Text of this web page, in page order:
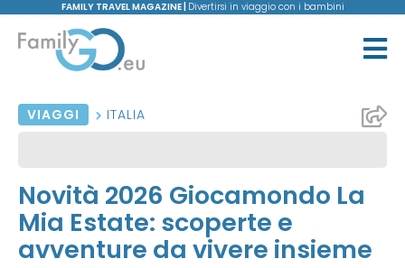
FAMILY TRAVEL MAGAZINE | Divertirsi in viaggio con i bambini
VIAGGI ITALIA
Novità 2026 Giocamondo La
Mia Estate: scoperte e
avventure da vivere insieme